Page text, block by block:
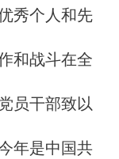
秀个人和先
和战斗在全
员干部致以
年是中国共